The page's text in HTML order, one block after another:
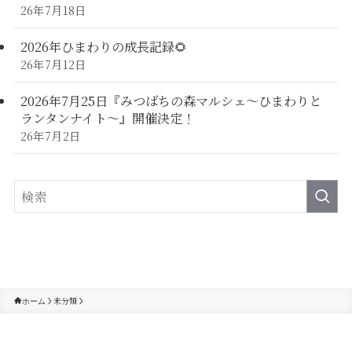
26年7月18日
2026年ひまわりの成長記録🌻
26年7月12日
2026年7月25日『みつばちの森マルシェ～ひまわりと
ランタンナイト～』開催決定！
26年7月2日
ホーム 未分類